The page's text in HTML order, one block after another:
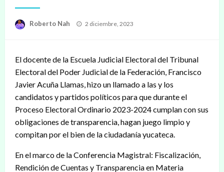
Roberto Nah
Publicado
2 diciembre, 2023
El docente de la Escuela Judicial Electoral del Tribunal
Electoral del Poder Judicial de la Federación, Francisco
Javier Acuña Llamas, hizo un llamado a las y los
candidatos y partidos políticos para que durante el
Proceso Electoral Ordinario 2023-2024 cumplan con sus
obligaciones de transparencia, hagan juego limpio y
compitan por el bien de la ciudadanía yucateca.
En el marco de la Conferencia Magistral: Fiscalización,
Rendición de Cuentas y Transparencia en Materia